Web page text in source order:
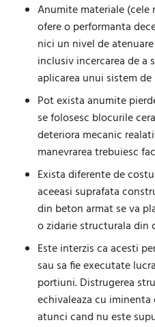
Anumite materiale (cele
ofere o performanta
nici un nivel de
inclusiv incercarea de a
aplicarea unui sistem
Pot exista anumite
se folosesc blocurile
deteriora mecanic
manevrarea trebuiesc
Exista diferente de
aceeasi suprafata
din beton armat se va
o zidarie structurala din
Este interzis ca acesti
sau sa fie executate
portiuni. Distrugerea
echivaleaza cu
atunci cand nu este